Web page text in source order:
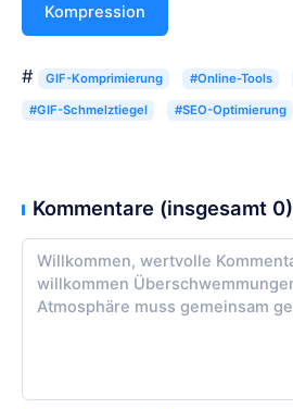
Kompression
# GIF-Komprimierung #Online-Tools
#GIF-Schmelztiegel #SEO-Optimierung
Kommentare (insgesamt 0)